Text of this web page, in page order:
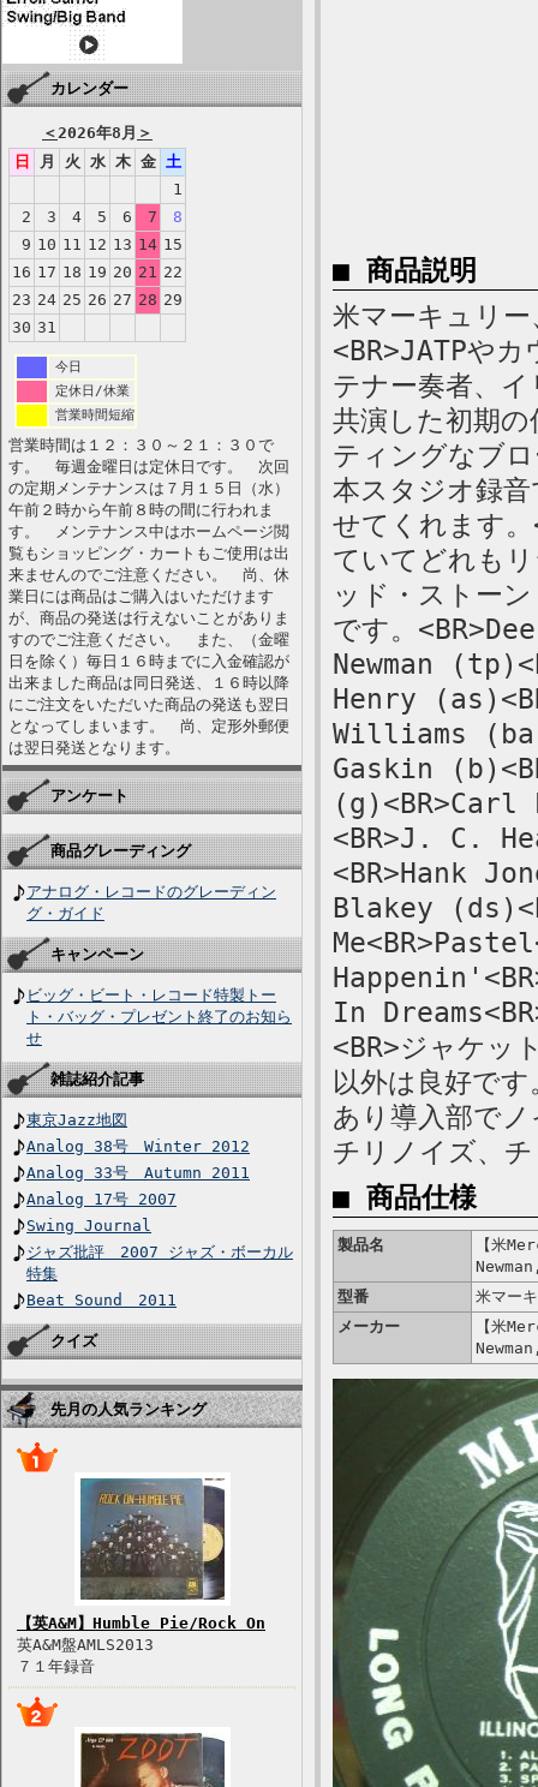
カレンダー
＜2026年8月 ＞
日
月 火 水 木 金 土
1
2
3 4 5 6 7
8
9 10 11 12 13 14 15
16 17 18 19 20 21 22
23 24 25 26 27 28 29
30 31
今日
定休日/休業
営業時間短縮
営業時間は１２：３０～２１：３０で
す。 毎週金曜日は定休日です。 次回
の定期メンテナンスは７月１５日（水）
午前２時から午前８時の間に行われま
す。 メンテナンス中はホームページ閲
覧もショッピング・カートもご使用は出
来ませんのでご注意ください。 尚、休
業日には商品はご購入はいただけます
が、商品の発送は行えないことがありま
すのでご注意ください。 また、（金曜
日を除く）毎日１６時までに入金確認が
出来ました商品は同日発送、１６時以降
にご注文をいただいた商品の発送も翌日
となってしまいます。 尚、定形外郵便
は翌日発送となります。
アンケート
商品グレーディング
アナログ・レコードのグレーディン
グ・ガイド
キャンペーン
ビッグ・ビート・レコード特製トー
ト・バッグ・プレゼント終了のお知ら
せ
雑誌紹介記事
東京Jazz地図
Analog 38号 Winter 2012
Analog 33号 Autumn 2011
Analog 17号 2007
Swing Journal
ジャズ批評 2007 ジャズ・ボーカル
特集
Beat Sound 2011
クイズ
先月の人気ランキング
【英A&M】Humble Pie/Rock On
英A&M盤AMLS2013
７１年録音
■ 商品説明
米マーキュリ
<BR>JATPや
テナー奏者、
共演した初期
ティングなブ
本スタジオ録
せてくれます
ていてどれも
ッド・ストー
です。
Newman
Henry
Williams
Gaskin
<BR>J. C.
<BR>Hank
Blakey
In
<BR>ジャケッ
以外は良好で
あり導入部で
チリノイズ、
■ 商品仕様
製品名
【米
型番
米マー
メーカー
【米